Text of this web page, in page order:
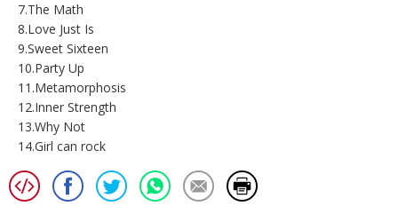
7.The Math
8.Love Just Is
9.Sweet Sixteen
10.Party Up
11.Metamorphosis
12.Inner Strength
13.Why Not
14.Girl can rock